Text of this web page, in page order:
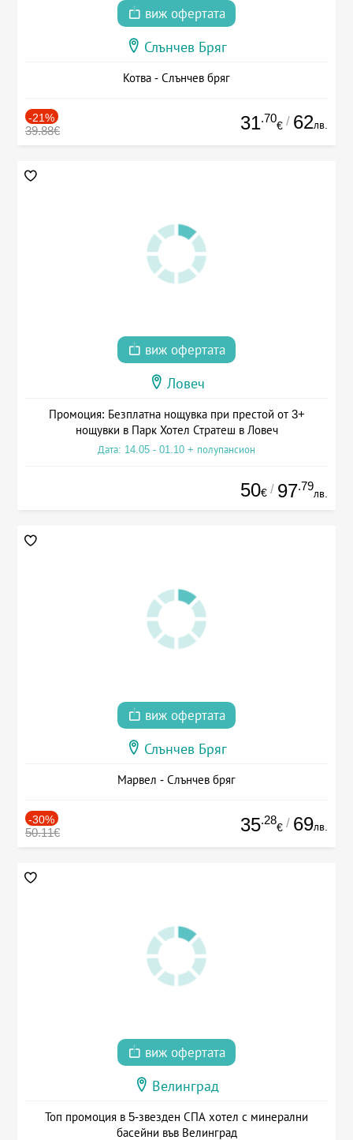
виж офертата
Слънчев Бряг
Котва - Слънчев бряг
-21%
39.88€ 31.70
€ / 62лв.
виж офертата
Ловеч
Промоция: Безплатна нощувка при престой от 3+
нощувки в Парк Хотел Стратеш в Ловеч
Дата: 14.05 - 01.10 + полупансион
50€ / 97.79
лв.
виж офертата
Слънчев Бряг
Марвел - Слънчев бряг
-30%
50.11€ 35.28
€ / 69лв.
виж офертата
Велинград
Топ промоция в 5-звезден СПА хотел с минерални
басейни във Велинград